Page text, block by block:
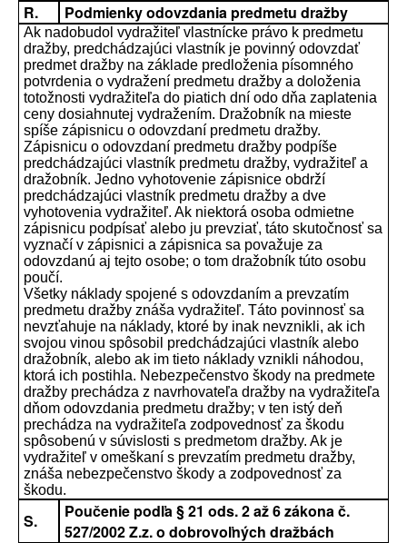
R. Podmienky odovzdania predmetu dražby
Ak nadobudol vydražiteľ vlastnícke právo k predmetu
dražby, predchádzajúci vlastník je povinný odovzdať
predmet dražby na základe predloženia písomného
potvrdenia o vydražení predmetu dražby a doloženia
totožnosti vydražiteľa do piatich dní odo dňa zaplatenia
ceny dosiahnutej vydražením. Dražobník na mieste
spíše zápisnicu o odovzdaní predmetu dražby.
Zápisnicu o odovzdaní predmetu dražby podpíše
predchádzajúci vlastník predmetu dražby, vydražiteľ a
dražobník. Jedno vyhotovenie zápisnice obdrží
predchádzajúci vlastník predmetu dražby a dve
vyhotovenia vydražiteľ. Ak niektorá osoba odmietne
zápisnicu podpísať alebo ju prevziať, táto skutočnosť sa
vyznačí v zápisnici a zápisnica sa považuje za
odovzdanú aj tejto osobe; o tom dražobník túto osobu
poučí.
Všetky náklady spojené s odovzdaním a prevzatím
predmetu dražby znáša vydražiteľ. Táto povinnosť sa
nevzťahuje na náklady, ktoré by inak nevznikli, ak ich
svojou vinou spôsobil predchádzajúci vlastník alebo
dražobník, alebo ak im tieto náklady vznikli náhodou,
ktorá ich postihla. Nebezpečenstvo škody na predmete
dražby prechádza z navrhovateľa dražby na vydražiteľa
dňom odovzdania predmetu dražby; v ten istý deň
prechádza na vydražiteľa zodpovednosť za škodu
spôsobenú v súvislosti s predmetom dražby. Ak je
vydražiteľ v omeškaní s prevzatím predmetu dražby,
znáša nebezpečenstvo škody a zodpovednosť za
škodu.
S.
Poučenie podľa § 21 ods. 2 až 6 zákona č.
527/2002 Z.z. o dobrovoľných dražbách